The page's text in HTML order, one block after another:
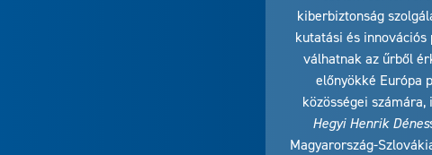
kiberbiztonság
kutatási és
válhatnak az űrből
előnyökké Európa
közösségei
Hegyi Henrik Dénes
Magyarország-